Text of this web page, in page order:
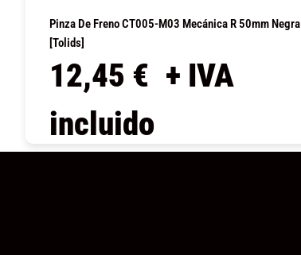
Pinza De Freno CT005-M03 Mecánica R 50mm Negra
[Tolids]
12,45 € + IVA
incluido